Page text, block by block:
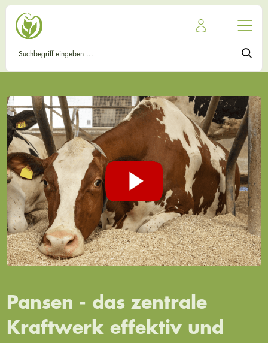
Pansen - das zentrale
Kraftwerk effektiv und